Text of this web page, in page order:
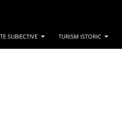
SUBIECTIVE TURISM ISTORIC